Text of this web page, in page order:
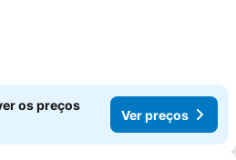
os preços
Ver preços